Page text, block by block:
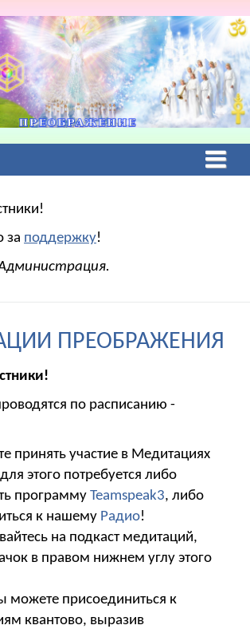
за поддержку!
ПРЕОБРАЖЕНИЯ
по расписанию -
принять участие в Медитациях
этого потребуется либо
программу Teamspeak3, либо
к нашему Радио!
на подкаст медитаций,
в правом нижнем углу этого
можете присоединиться к
квантово, выразив